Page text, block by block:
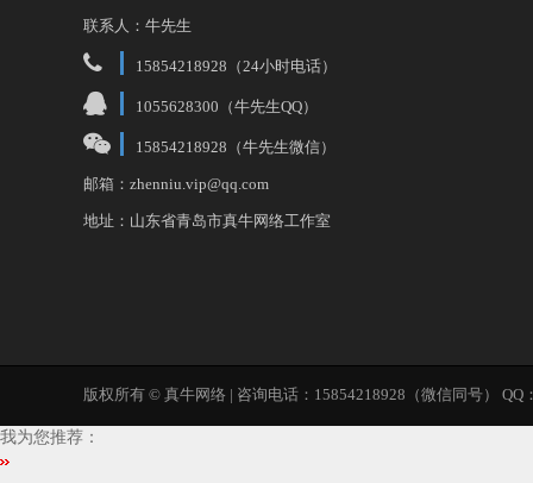
联系人：牛先生
15854218928（24小时电话）
1055628300（牛先生QQ）
15854218928（牛先生微信）
邮箱：zhenniu.vip@qq.com
地址：山东省青岛市真牛网络工作室
版权所有 © 真牛网络 | 咨询电话：15854218928（微信同号） QQ
我为您推荐：